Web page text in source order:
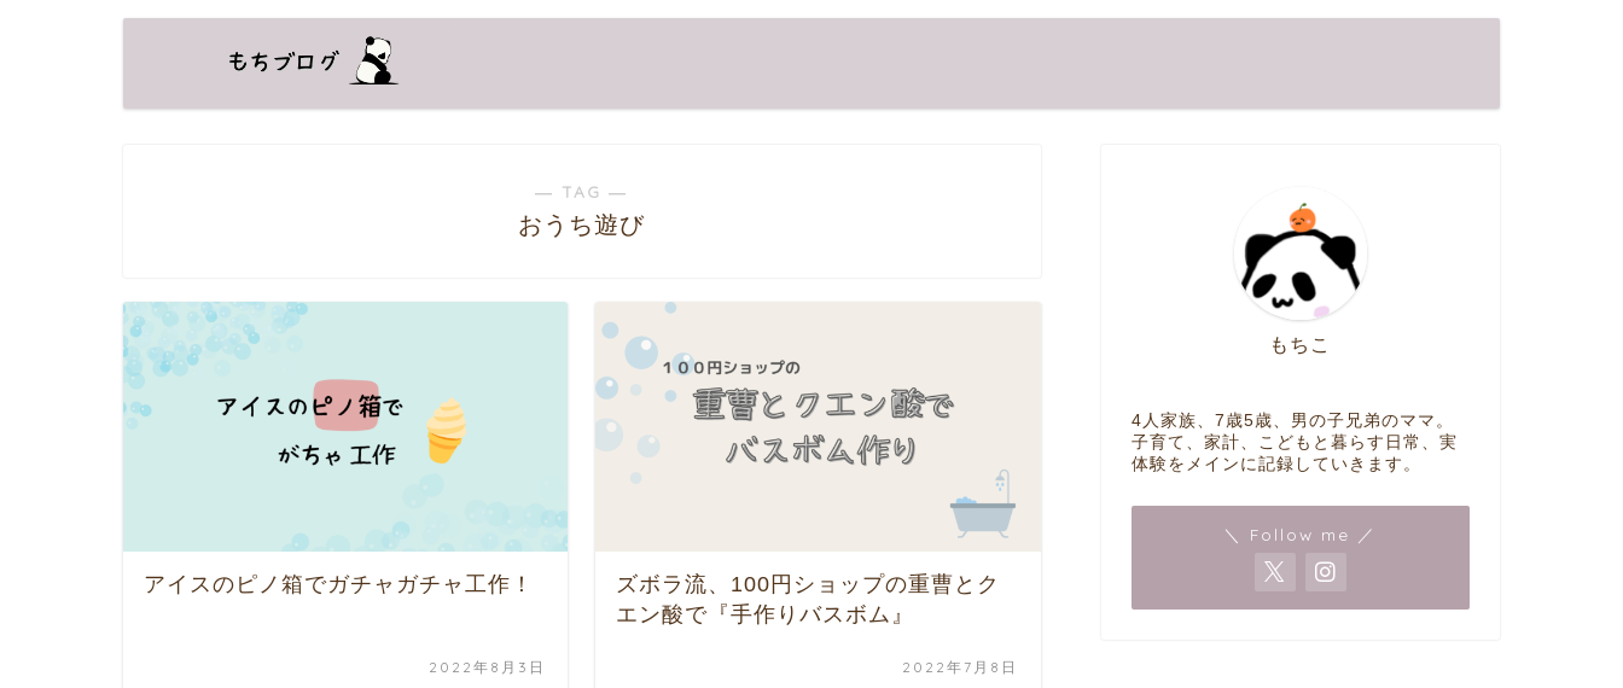
― TAG ―
おうち遊び
アイスのピノ箱でガチャガチャ工作！
2022年8月3日
ズボラ流、100円ショップの重曹とク
エン酸で『手作りバスボム』
2022年7月8日
もちこ
4人家族、7歳5歳、男の子兄弟のママ。
子育て、家計、こどもと暮らす日常、実
体験をメインに記録していきます。
＼ Follow me ／